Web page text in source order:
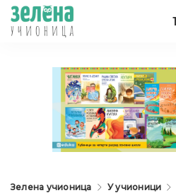
Зелена учионица У учионици